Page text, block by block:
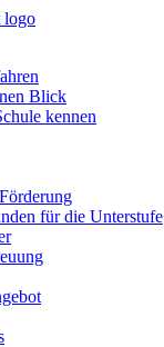
Blick
kennen
für die Unterstufe